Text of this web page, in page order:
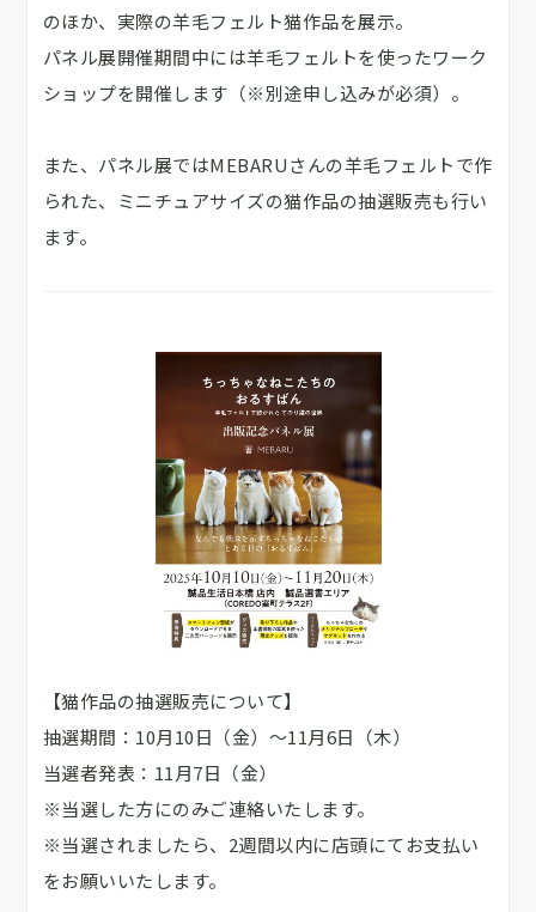
のほか、実際の羊毛フェルト猫作品を展示。
パネル展開催期間中には羊毛フェルトを使ったワーク
ショップを開催します（※別途申し込みが必須）。
また、パネル展ではMEBARUさんの羊毛フェルトで作
られた、ミニチュアサイズの猫作品の抽選販売も行い
ます。
【猫作品の抽選販売について】
抽選期間：10月10日（金）～11月6日（木）
当選者発表：11月7日（金）
※当選した方にのみご連絡いたします。
※当選されましたら、2週間以内に店頭にてお支払い
をお願いいたします。